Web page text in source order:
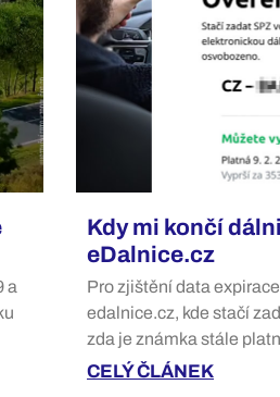
a
Kdy mi končí
eDalnice.cz
Pro zjištění data
edalnice.cz, kde stačí
zda je známka stále
CELÝ ČLÁNEK